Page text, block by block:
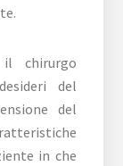
chirurgo
del
del
in che